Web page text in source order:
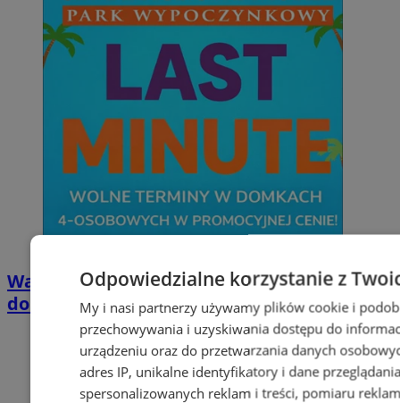
Wakacyjny wypoczynek nad Bałtykiem w
domkach Szmaragdowe Morze
Odpowiedzialne korzystanie z
My i nasi partnerzy używamy plików cookie i
przechowywania i uzyskiwania dostępu do
urządzeniu oraz do przetwarzania danych
adres IP, unikalne identyfikatory i dane
spersonalizowanych reklam i treści, pomiaru